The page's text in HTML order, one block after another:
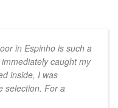
in Espinho is such a
caught my
inside, I was
selection. For a